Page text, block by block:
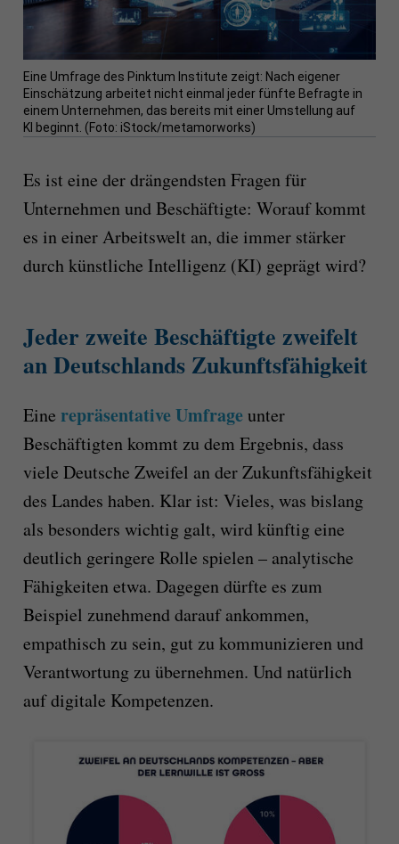
Eine Umfrage des Pinktum Institute zeigt: Nach eigener
Einschätzung arbeitet nicht einmal jeder fünfte Befragte in
einem Unternehmen, das bereits mit einer Umstellung auf
KI beginnt. (Foto: iStock/metamorworks)
Es ist eine der drängendsten Fragen für
Unternehmen und Beschäftigte: Worauf kommt
es in einer Arbeitswelt an, die immer stärker
durch künstliche Intelligenz (KI) geprägt wird?
Jeder zweite Beschäftigte zweifelt
an Deutschlands Zukunftsfähigkeit
Eine repräsentative Umfrageunter
Beschäftigten kommt zu dem Ergebnis, dass
viele Deutsche Zweifel an der Zukunftsfähigkeit
des Landes haben. Klar ist: Vieles, was bislang
als besonders wichtig galt, wird künftig eine
deutlich geringere Rolle spielen – analytische
Fähigkeiten etwa. Dagegen dürfte es zum
Beispiel zunehmend darauf ankommen,
empathisch zu sein, gut zu kommunizieren und
Verantwortung zu übernehmen. Und natürlich
auf digitale Kompetenzen.